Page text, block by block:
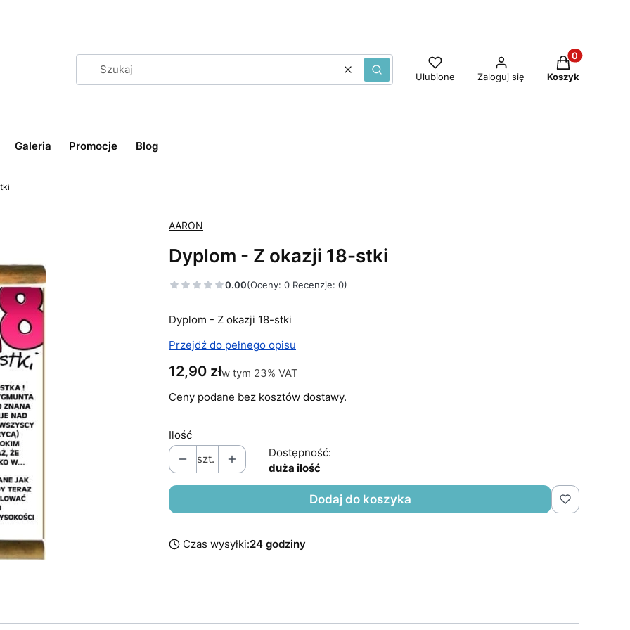
WyczyśćSzukaj Ulubione Zaloguj się
Produkty w
Koszyk
Galeria Promocje Blog
AARON
Dyplom - Z okazji 18-stki
0.00(Oceny: 0 Recenzje: 0)
Dyplom - Z okazji 18-stki
Przejdź do pełnego opisu
Cena
12,90 złw tym 23% VAT
w tym 23% VAT
Ceny podane bez kosztów dostawy.
Ilość
szt.
Dostępność:
duża ilość
Dodaj do koszyka
Czas wysyłki:24 godziny